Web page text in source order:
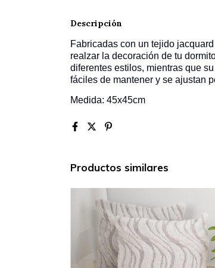
Descripción
Fabricadas con un tejido
realzar la decoración de tu
diferentes estilos, mientras que
fáciles de mantener y se ajustan
Medida: 45x45cm
Productos similares